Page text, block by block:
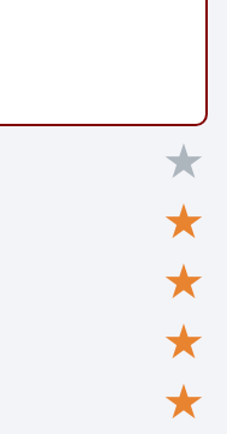
★
★
★
★
★